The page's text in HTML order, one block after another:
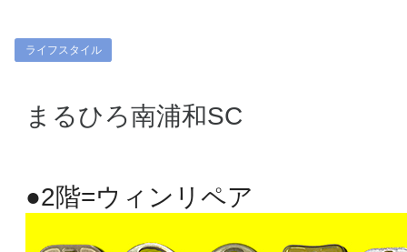
ライフスタイル
まるひろ南浦和SC
●2階=ウィンリペア